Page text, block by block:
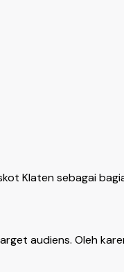
Klaten sebagai
audiens. Oleh